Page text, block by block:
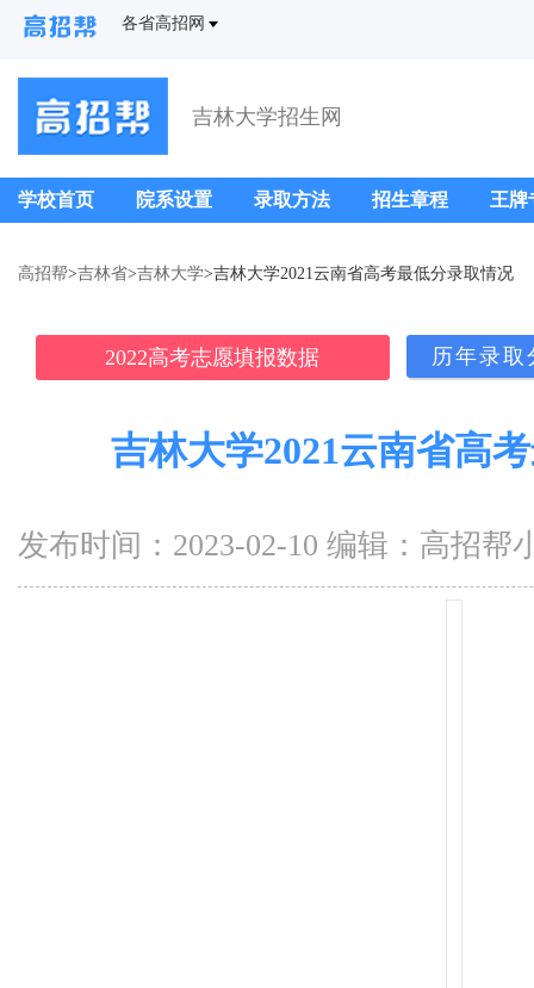
各省高招网
吉林大学招生网
学校首页 院系设置 录取方法 招生章程 王牌
高招帮>吉林省>吉林大学>吉林大学2021云南省高考最低分录取情况
2022高考志愿填报数据 历年录
吉林大学2021云南省高
发布时间：2023-02-10 编辑：高招帮